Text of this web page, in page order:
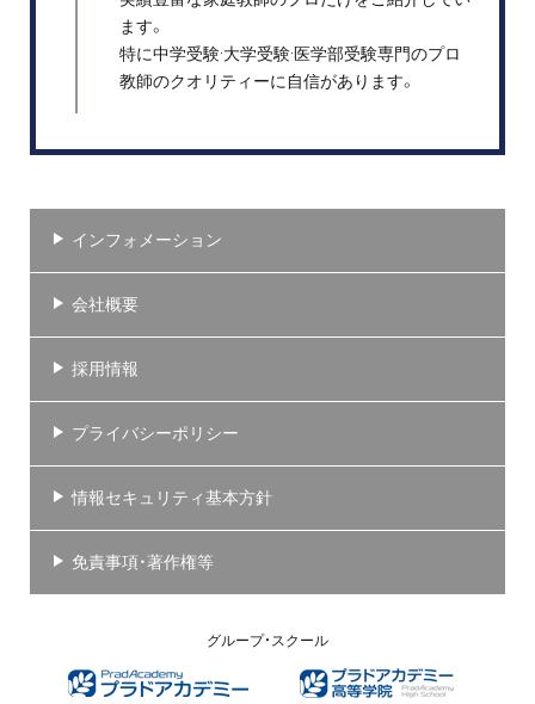
ます。
特に中学受験·大学受験·医学部受験専門のプロ
教師のクオリティーに自信があります。
インフォメーション
会社概要
採用情報
プライバシーポリシー
情報セキュリティ基本方針
免責事項・著作権等
グループ・スクール